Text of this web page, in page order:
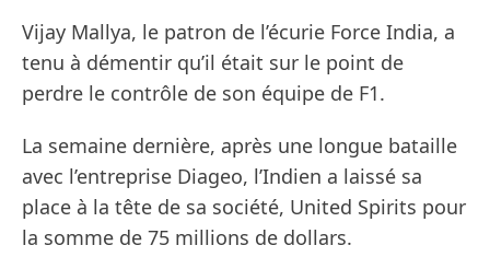
Vijay Mallya, le patron de l’écurie Force India, a
tenu à démentir qu’il était sur le point de
perdre le contrôle de son équipe de F1.
La semaine dernière, après une longue bataille
avec l’entreprise Diageo, l’Indien a laissé sa
place à la tête de sa société, United Spirits pour
la somme de 75 millions de dollars.